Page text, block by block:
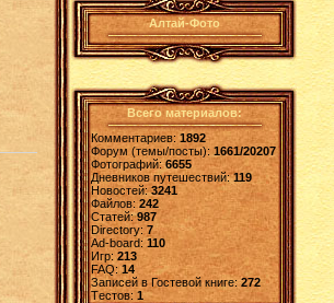
Алтай-Фото
Всего материалов:
Комментариев: 1892
Форум (темы/посты):1661/20207
Фотографий:6655
Дневников путешествий:119
Новостей:3241
Файлов: 242
Статей:987
Directory: 7
Ad-board:110
Игр: 213
FAQ:14
Записей в Гостевой книге:272
Tестов: 1